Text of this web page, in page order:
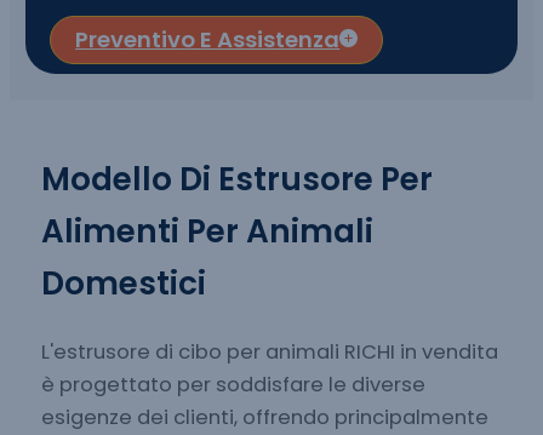
Preventivo E Assistenza
Modello Di Estrusore Per
Alimenti Per Animali
Domestici
L'estrusore di cibo per animali RICHI in vendita
è progettato per soddisfare le diverse
esigenze dei clienti, offrendo principalmente